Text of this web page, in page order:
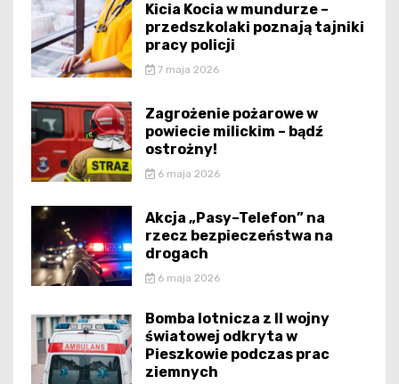
Kicia Kocia w mundurze –
przedszkolaki poznają tajniki
pracy policji
7 maja 2026
Zagrożenie pożarowe w
powiecie milickim – bądź
ostrożny!
6 maja 2026
Akcja „Pasy–Telefon” na
rzecz bezpieczeństwa na
drogach
6 maja 2026
Bomba lotnicza z II wojny
światowej odkryta w
Pieszkowie podczas prac
ziemnych